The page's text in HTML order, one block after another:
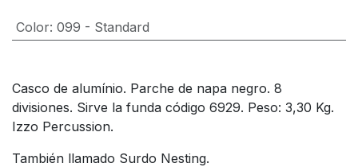
Color: 099 - Standard
Casco de alumínio. Parche de napa negro. 8
divisiones. Sirve la funda código 6929. Peso: 3,30 Kg.
Izzo Percussion.
También llamado Surdo Nesting.